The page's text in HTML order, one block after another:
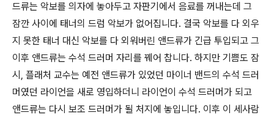
드류는 악보를 의자에 놓아두고 자판기에서 음료를 꺼내는데 그
잠깐 사이에 태너의 드럼 악보가 없어집니다. 결국 악보를 다 외우
지 못한 태너 대신 악보를 다 외워버린 앤드류가 긴급 투입되고 그
이후 앤드류는 수석 드러머 자리를 꿰어 찹니다. 하지만 기쁨도 잠
시, 플래처 교수는 예전 앤드류가 있었던 마이너 밴드의 수석 드러
머였던 라이언을 새로 영입하더니 라이언이 수석 드러머가 되고
앤드류는 다시 보조 드러머가 될 처지에 놓입니다. 이후 이 세사람